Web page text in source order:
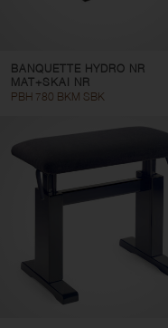
BANQUETTE HYDRO NR
MAT+SKAI NR
PBH 780 BKM SBK